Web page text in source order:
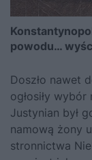
powodu…
Doszło nawet
ogłosiły
Justynian był
namową żony
stronnictwa